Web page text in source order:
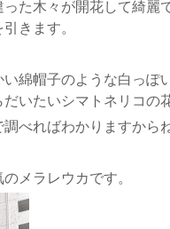
た木々が開花して綺麗
きます。
綿帽子のような白っぽ
いたいシマトネリコの花
べればわかりますから
メラレウカです。